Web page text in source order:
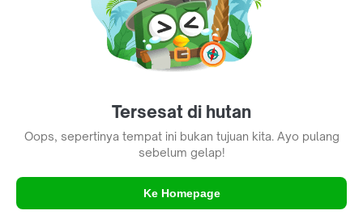
Tersesat di hutan
Oops, sepertinya tempat ini bukan tujuan kita. Ayo pulang
sebelum gelap!
Ke Homepage